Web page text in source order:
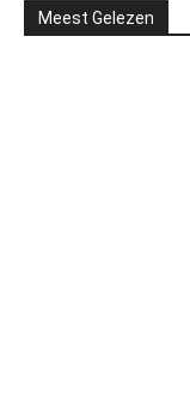
Meest Gelezen